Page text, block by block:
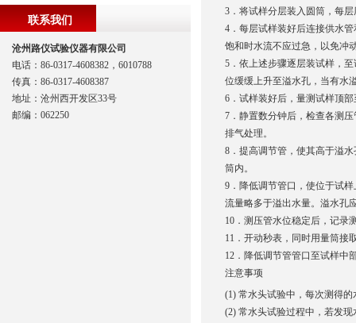
3．将试样分层装入圆筒，每层
4．每层试样装好后连接供水
饱和时水流不应过急，以免冲
5． 依上述步骤逐层装试样，
位缓缓上升至溢水孔，当有水
6．试样装好后，量测试样顶
7．静置数分钟后，检查各测
排气处理。
8．提高调节管，使其高于溢
筒内。
9．降低调节管口，使位于试
流量略多于溢出水量。溢水孔
10．测压管水位稳定后，记录
11．开动秒表，同时用量筒接
12．降低调节管管口至试样中
注意事项
(1) 常水头试验中，每次测得的
(2) 常水头试验过程中，若发
联系我们
沧州路仪试验仪器有限公司
电话：86-0317-4608382，6010788
传真：86-0317-4608387
地址：沧州西开发区33号
邮编：062250